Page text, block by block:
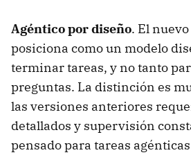
Agéntico por diseño. El
posiciona como un modelo
terminar tareas, y no tanto
preguntas. La distinción es
las versiones anteriores
detallados y supervisión
pensado para tareas